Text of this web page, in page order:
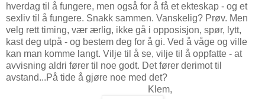
hverdag til å fungere, men også for å få et ekteskap - og et
sexliv til å fungere. Snakk sammen. Vanskelig? Prøv. Men
velg rett timing, vær ærlig, ikke gå i opposisjon, spør, lytt,
kast deg utpå - og bestem deg for å gi. Ved å våge og ville
kan man komme langt. Vilje til å se, vilje til å oppfatte - at
avvisning aldri fører til noe godt. Det fører derimot til
avstand...På tide å gjøre noe med det?
Klem,